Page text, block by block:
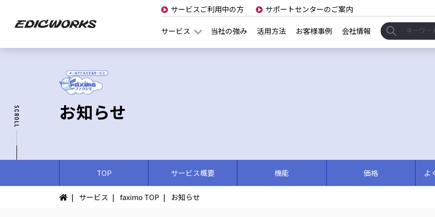
サービスご利用中の方 サポートセンターのご案内
サービス 当社の強み 活用方法 お客様事例 会社情報
お知らせ
TOP サービス概要 機能 価格 よ
サービス faximo TOP お知らせ